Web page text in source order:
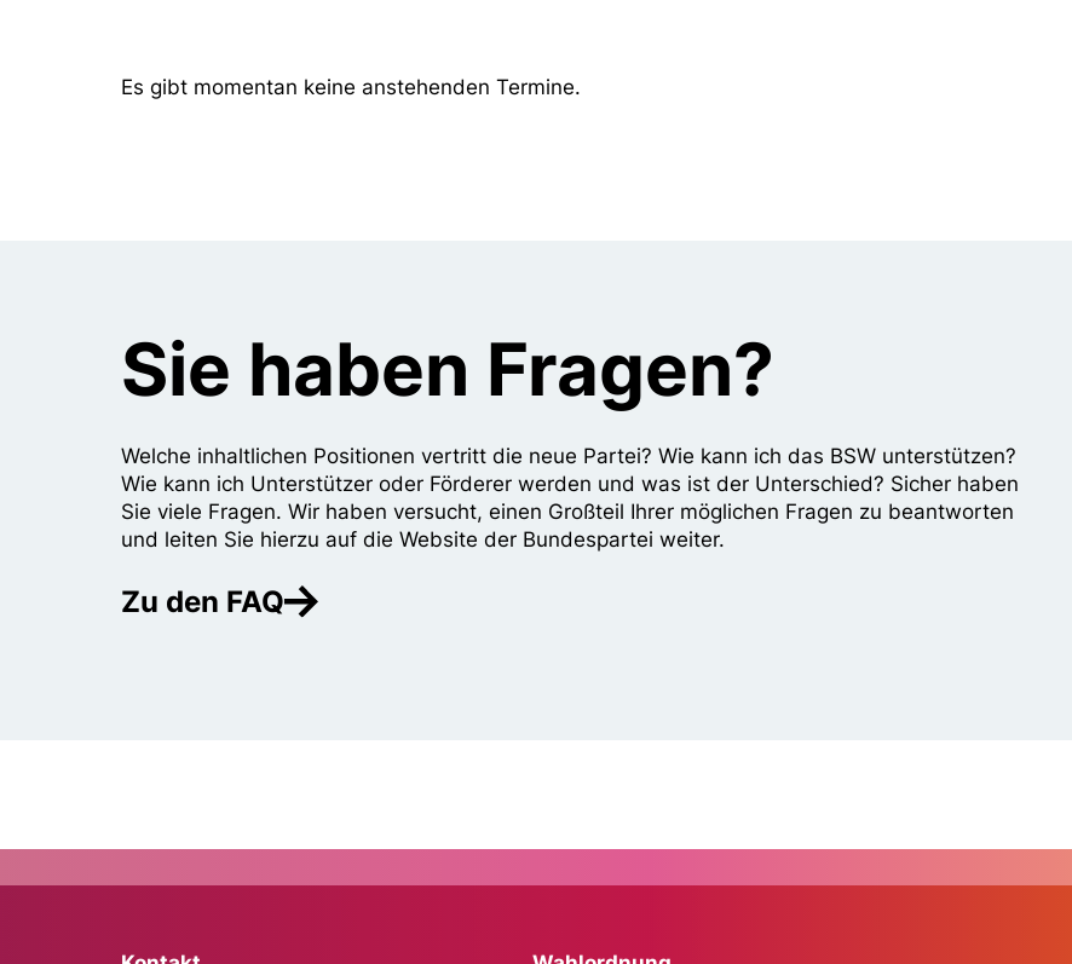
Es gibt momentan keine anstehenden Termine.
Sie haben Fragen?
Welche inhaltlichen Positionen vertritt die neue Partei? Wie kann ich das BSW unterstützen?
Wie kann ich Unterstützer oder Förderer werden und was ist der Unterschied? Sicher haben
Sie viele Fragen. Wir haben versucht, einen Großteil Ihrer möglichen Fragen zu beantworten
und leiten Sie hierzu auf die Website der Bundespartei weiter.
Zu den FAQ